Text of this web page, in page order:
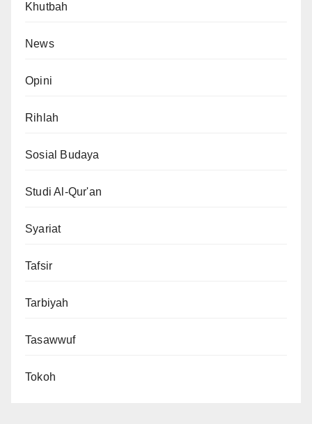
Khutbah
News
Opini
Rihlah
Sosial Budaya
Studi Al-Qur'an
Syariat
Tafsir
Tarbiyah
Tasawwuf
Tokoh